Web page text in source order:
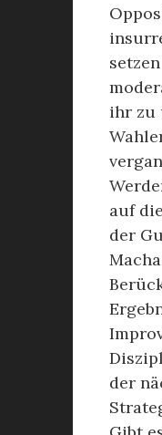
ihr zu
auf
der
der